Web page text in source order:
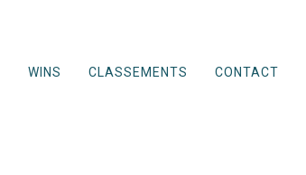
WINS CLASSEMENTS CONTACT